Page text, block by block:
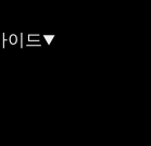
이드▼